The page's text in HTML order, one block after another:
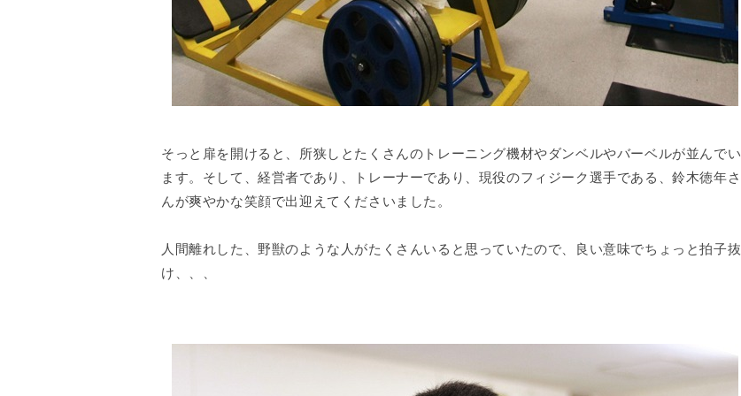
そっと扉を開けると、所狭しとたくさんのトレーニング機材やダンベルやバーベルが並んでい
ます。そして、経営者であり、トレーナーであり、現役のフィジーク選手である、鈴木徳年さ
んが爽やかな笑顔で出迎えてくださいました。
人間離れした、野獣のような人がたくさんいると思っていたので、良い意味でちょっと拍子抜
け、、、